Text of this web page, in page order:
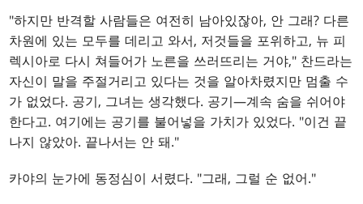
"하지만 반격할 사람들은 여전히 남아있잖아, 안 그래? 다른
차원에 있는 모두를 데리고 와서, 저것들을 포위하고, 뉴 피
렉시아로 다시 쳐들어가 노른을 쓰러뜨리는 거야," 찬드라는
자신이 말을 주절거리고 있다는 것을 알아차렸지만 멈출 수
가 없었다. 공기, 그녀는 생각했다. 공기—계속 숨을 쉬어야
한다고. 여기에는 공기를 불어넣을 가치가 있었다. "이건 끝
나지 않았아. 끝나서는 안 돼."
카야의 눈가에 동정심이 서렸다. "그래, 그럴 순 없어."